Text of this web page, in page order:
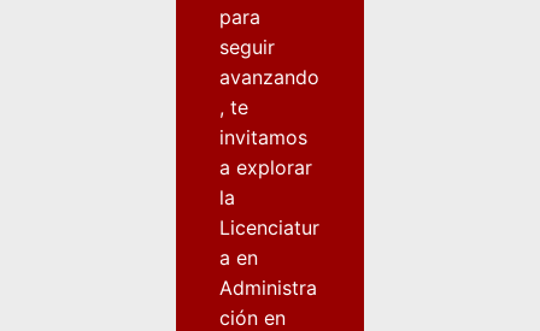
para
seguir
avanzando
, te
invitamos
a explorar
la
Licenciatur
a en
Administra
ción en